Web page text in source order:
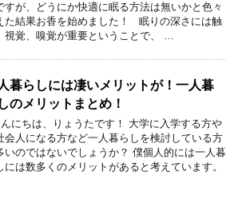
すが、どうにか快適に眠る方法は無いかと色々
た結果お香を始めました！ 眠りの深さには触
視覚、嗅覚が重要ということで、 …
暮らしには凄いメリットが！一人暮
のメリットまとめ！
にちは、りょうたです！ 大学に入学する方や
会人になる方など一人暮らしを検討している方
いのではないでしょうか？ 僕個人的には一人暮
には数多くのメリットがあると考えています。